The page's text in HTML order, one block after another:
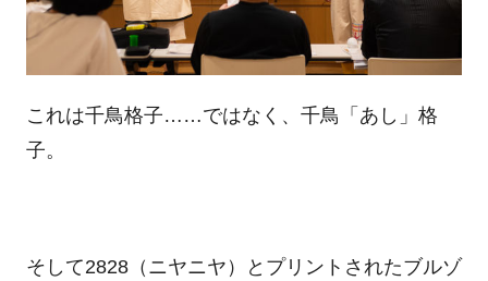
これは千鳥格子……ではなく、千鳥「あし」格
子。
そして2828（ニヤニヤ）とプリントされたブルゾ